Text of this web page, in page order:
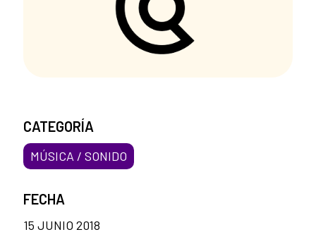
CATEGORÍA
MÚSICA / SONIDO
FECHA
15 JUNIO 2018